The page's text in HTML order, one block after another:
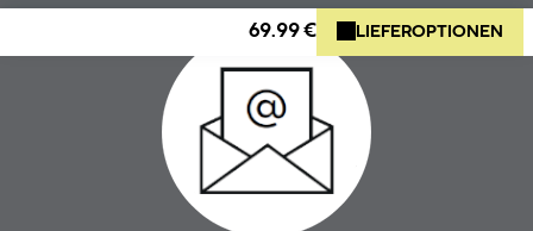
69.99 € LIEFEROPTIONEN